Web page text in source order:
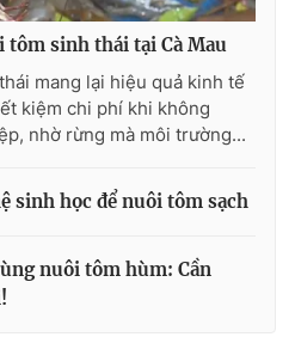
Bất động sản
Tấm lòng Việt
Vươn mình bằng AI
VTV8
sinh thái tại Cà Mau
mang lại hiệu quả kinh tế
kiệm chi phí khi không
nhờ rừng mà môi trường...
sinh học để nuôi tôm sạch
nuôi tôm hùm: Cần